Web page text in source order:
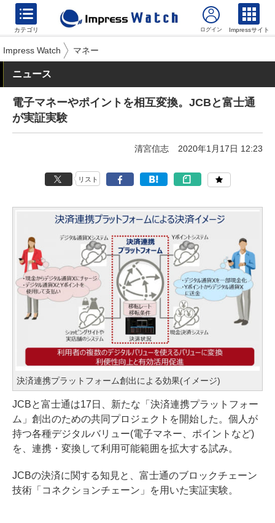
カテゴリ Impressサイト
Impress Watch マネー
ニュース
電子マネーやポイントを相互変換。JCBと富士通
が実証実験
清宮信志 2020年1月17日 12:23
リスト
決済連携プラットフォーム創出による効果(イメージ)
JCBと富士通は17日、新たな「決済連携プラットフォー
ム」創出のための共同プロジェクトを開始した。個人が
持つ各種デジタルバリュー(電子マネー、ポイントなど)
を、連携・変換して利用可能範囲を拡大する試み。
JCBの決済に関する知見と、富士通のブロックチェーン
技術「コネクションチェーン」を用いた実証実験。